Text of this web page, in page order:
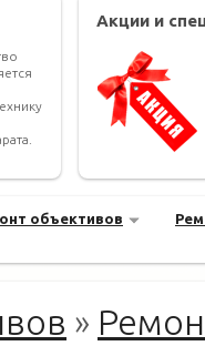
Акции и
объективов
»